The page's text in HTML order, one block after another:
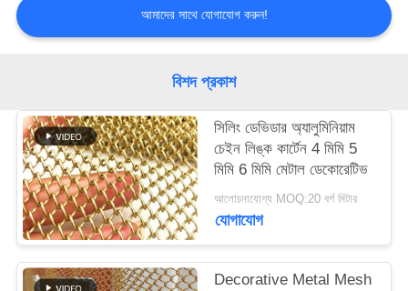
আমাদের
সাথে
খবর
মামলা
SITEMAP
আমাদের সাথে যোগাযোগ করুন!
বিশদ প্রকাশ
সিলিং ডেভিডার অ্যালুমিনিয়াম
চেইন লিঙ্ক কার্টেন 4 মিমি 5
মিমি 6 মিমি মেটাল ডেকোরেটিভ
আলোচনাযোগ্য MOQ:20 বর্গ মিটার
যোগাযোগ
Decorative Metal Mesh